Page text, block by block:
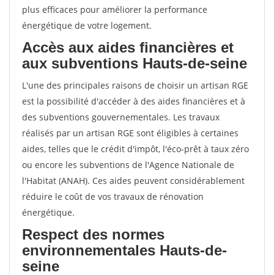
plus efficaces pour améliorer la performance
énergétique de votre logement.
Accès aux aides financières et
aux subventions Hauts-de-seine
L'une des principales raisons de choisir un artisan RGE
est la possibilité d'accéder à des aides financières et à
des subventions gouvernementales. Les travaux
réalisés par un artisan RGE sont éligibles à certaines
aides, telles que le crédit d'impôt, l'éco-prêt à taux zéro
ou encore les subventions de l'Agence Nationale de
l'Habitat (ANAH). Ces aides peuvent considérablement
réduire le coût de vos travaux de rénovation
énergétique.
Respect des normes
environnementales Hauts-de-
seine